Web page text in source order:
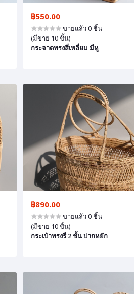
฿550.00
ขายแล้ว 0 ชิ้น
(มีขาย 10 ชิ้น)
กระจาดทรงสี่เหลี่ยม มีหู
฿890.00
ขายแล้ว 0 ชิ้น
(มีขาย 10 ชิ้น)
กระเป๋าทรงรี 2 ชั้น ปากหยัก